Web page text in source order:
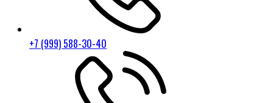
+7 (999) 588-30-40